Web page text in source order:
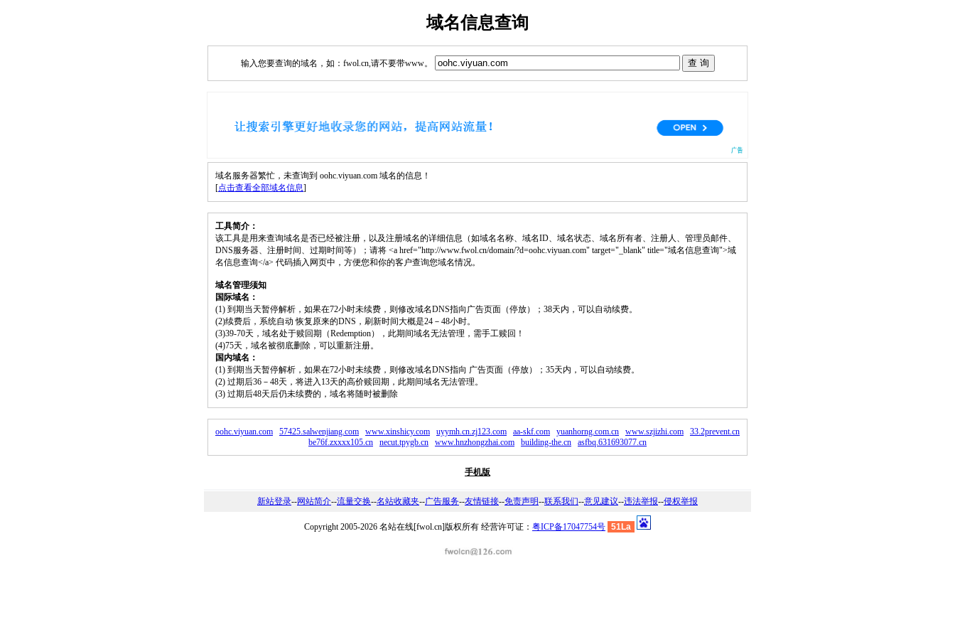
域名信息查询
输入您要查询的域名，如：fwol.cn,请不要带www。
域名服务器繁忙，未查询到 oohc.viyuan.com 域名的信息！
[点击查看全部域名信息]
工具简介：
该工具是用来查询域名是否已经被注册，以及注册域名的详细信息（如域名名称、域名ID、域名状态、域名所有者、注册人、管理员邮件、
DNS服务器、注册时间、过期时间等）；请将 <a href="http://www.fwol.cn/domain/?d=oohc.viyuan.com" target="_blank" title="域名信息查询">域
名信息查询</a> 代码插入网页中，方便您和你的客户查询您域名情况。
域名管理须知
国际域名：
(1) 到期当天暂停解析，如果在72小时未续费，则修改域名DNS指向广告页面（停放）；38天内，可以自动续费。
(2)续费后，系统自动 恢复原来的DNS，刷新时间大概是24－48小时。
(3)39-70天，域名处于赎回期（Redemption），此期间域名无法管理，需手工赎回！
(4)75天，域名被彻底删除，可以重新注册。
国内域名：
(1) 到期当天暂停解析，如果在72小时未续费，则修改域名DNS指向 广告页面（停放）；35天内，可以自动续费。
(2) 过期后36－48天，将进入13天的高价赎回期，此期间域名无法管理。
(3) 过期后48天后仍未续费的，域名将随时被删除
oohc.viyuan.com 57425.salwenjiang.com www.xinshicy.com uyymh.cn.zj123.com aa-skf.com yuanhorng.com.cn www.szjizhi.com
33.2prevent.cn
be76f.zxxxx105.cn
necut.tpygb.cn www.hnzhongzhai.com building-the.cn asfbq.631693077.cn
手机版
新站登录--网站简介--流量交换--名站收藏夹--广告服务--友情链接--免责声明--联系我们--意见建议--违法举报--侵权举报
Copyright 2005-2026 名站在线[fwol.cn]版权所有 经营许可证： 粤ICP备17047754号 51La